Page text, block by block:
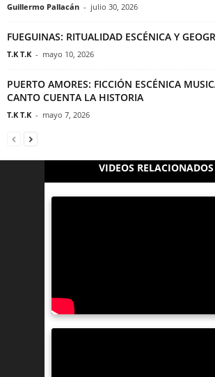
Guillermo Pallacán - julio 30, 2026
FUEGUINAS: RITUALIDAD ESCÉNICA Y
T.K T.K - mayo 10, 2026
PUERTO AMORES: FICCIÓN ESCÉNICA
CANTO CUENTA LA HISTORIA
T.K T.K - mayo 7, 2026
VIDEOS RELACIONADOS